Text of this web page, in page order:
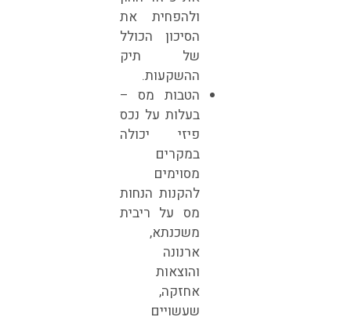
ולהפחית את
הסיכון הכולל
של תיק
ההשקעות.
הטבות מס –
בעלות על נכס
פיזי יכולה
במקרים
מסוימים
להקנות הנחות
מס על ריבית
משכנתא,
ארנונה
והוצאות
אחזקה,
שעשויים